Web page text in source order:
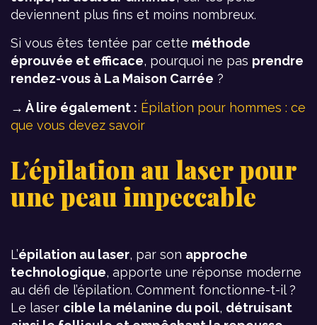
deviennent plus fins et moins nombreux.
Si vous êtes tentée par cette méthode
éprouvée et efficace, pourquoi ne pas prendre
rendez-vous à La Maison Carrée ?
→ À lire également : Épilation pour hommes : ce
que vous devez savoir
L’épilation au laser pour
une peau impeccable
L’épilation au laser, par son approche
technologique, apporte une réponse moderne
au défi de l’épilation. Comment fonctionne-t-il ?
Le laser cible la mélanine du poil, détruisant